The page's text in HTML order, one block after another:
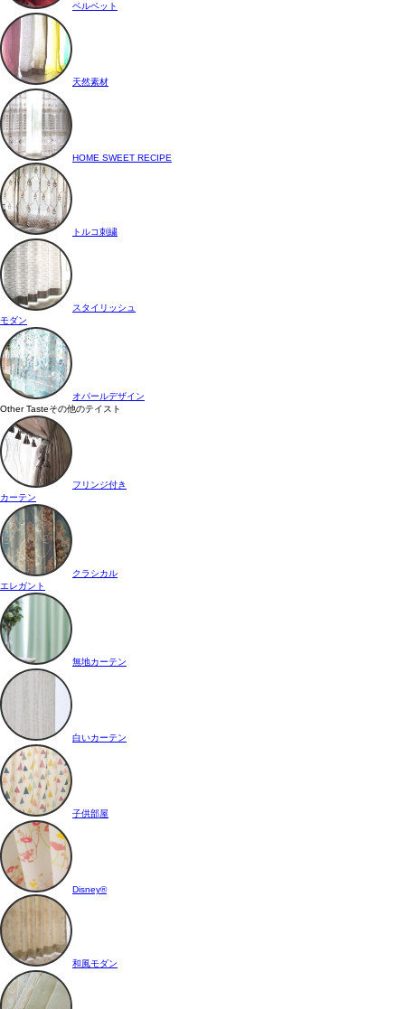
ベルベット
天然素材
HOME SWEET RECIPE
トルコ刺繍
スタイリッシュ
モダン
オパールデザイン
Other Tasteその他のテイスト
フリンジ付き
カーテン
クラシカル
エレガント
無地カーテン
白いカーテン
子供部屋
Disney®
和風モダン